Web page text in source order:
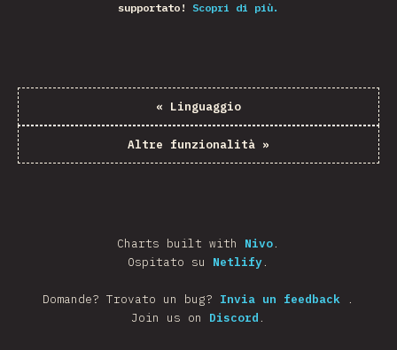
supportato!
Scopri di più.
« Linguaggio
Altre funzionalità »
Charts built with Nivo.
Ospitato su Netlify.
Domande? Trovato un bug? Invia un feedback
.
Join us on Discord .